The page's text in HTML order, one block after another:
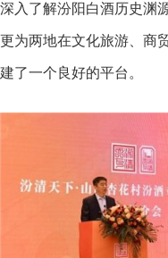
深入了解汾阳白酒历史渊
更为两地在文化旅游、商
建了一个良好的平台。